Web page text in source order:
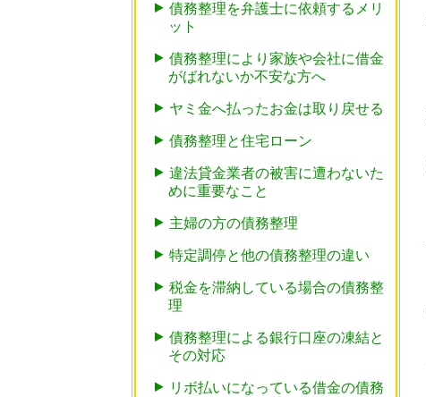
債務整理を弁護士に依頼するメリ
ット
債務整理により家族や会社に借金
がばれないか不安な方へ
ヤミ金へ払ったお金は取り戻せる
債務整理と住宅ローン
違法貸金業者の被害に遭わないた
めに重要なこと
主婦の方の債務整理
特定調停と他の債務整理の違い
税金を滞納している場合の債務整
理
債務整理による銀行口座の凍結と
その対応
リボ払いになっている借金の債務